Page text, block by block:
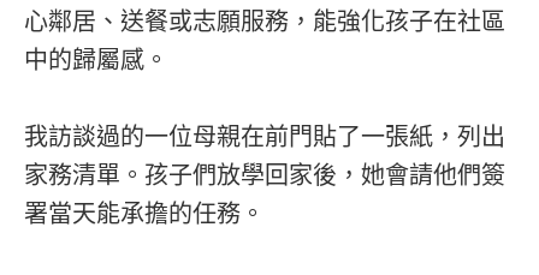
心鄰居、送餐或志願服務，能強化孩子在社區
中的歸屬感。
我訪談過的一位母親在前門貼了一張紙，列出
家務清單。孩子們放學回家後，她會請他們簽
署當天能承擔的任務。